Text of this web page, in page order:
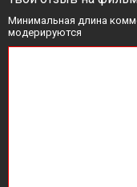
Минимальная длина
модерируются